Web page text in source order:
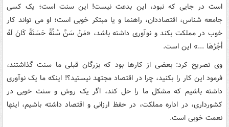
است در جایی که نبود، این بدعت نیست! این سنت است؛ یک کسی
جامعه شناس، اقتصاددان، راهنما و یا مبتکر خوبی است؛ او می تواند کار
خوب در مملکت بکند و نوآوری داشته باشد، «مَنْ سَنَّ سُنَّةً حَسَنَةً کَانَ لَهُ
أَجْرُهَا ...» این است.
وی تصریح کرد: بعضی از کارها بود که بزرگان قبلی ما سنت گذاشتند،
فرمود این کار را بکنید، چرا در اقتصاد مجتهد نیستید؟! اینکه ما یک نوآوری
داشته باشیم که مشکل ما را حل کند، اگر یک روش و سنت خوبی در
کشورداری، در اداره مملکت، در حفظ ارزانی و اقتصاد داشته باشیم، اینها
نعمت خوبی است.